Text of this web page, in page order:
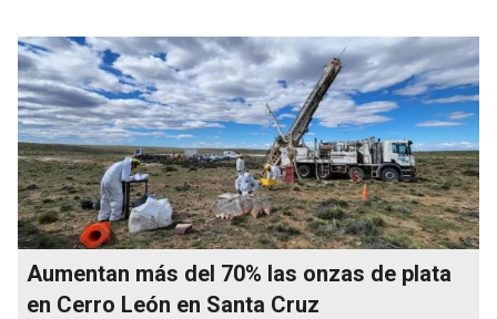
Aumentan más del 70% las onzas de plata
en Cerro León en Santa Cruz